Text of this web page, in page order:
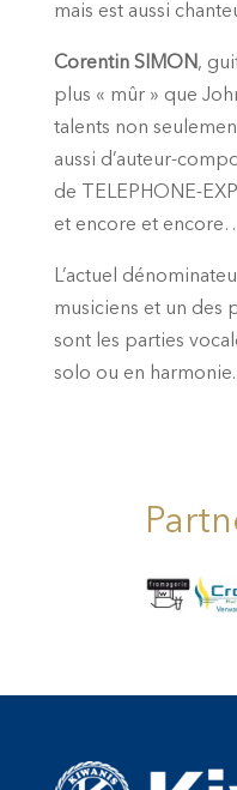
mais est aussi
Corentin SIMON,
plus « mûr » que
talents non
aussi d’auteur-
de TELEPHONE-
et encore et
L’actuel
musiciens et un des
sont les parties
solo ou en harmonie.